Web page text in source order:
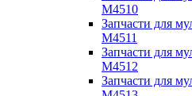
M4510
Запчасти для
M4511
Запчасти для
M4512
Запчасти для